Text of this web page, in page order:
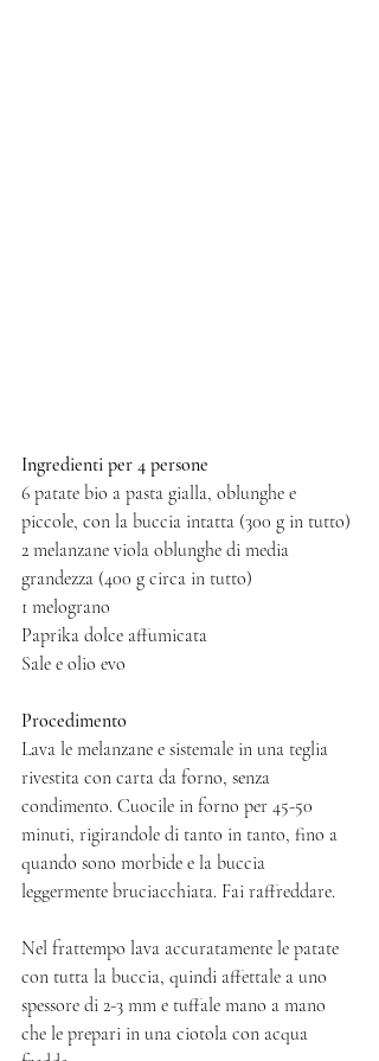
Ingredienti per 4 persone
6 patate bio a pasta gialla, oblunghe e
piccole, con la buccia intatta (300 g in tutto)
2 melanzane viola oblunghe di media
grandezza (400 g circa in tutto)
1 melograno
Paprika dolce affumicata
Sale e olio evo
Procedimento
Lava le melanzane e sistemale in una teglia
rivestita con carta da forno, senza
condimento. Cuocile in forno per 45-50
minuti, rigirandole di tanto in tanto, fino a
quando sono morbide e la buccia
leggermente bruciacchiata. Fai raffreddare.
Nel frattempo lava accuratamente le patate
con tutta la buccia, quindi affettale a uno
spessore di 2-3 mm e tuffale mano a mano
che le prepari in una ciotola con acqua